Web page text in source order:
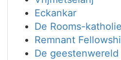
Eckankar
De Rooms-
Remnant
De geestenwereld